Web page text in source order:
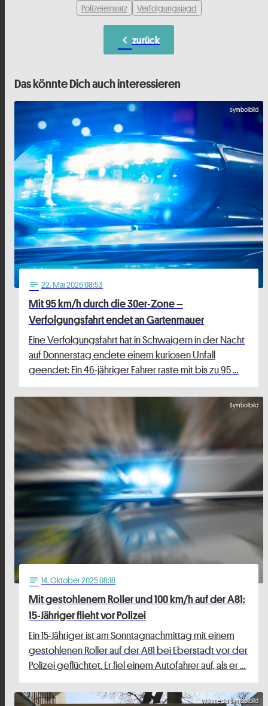
Polizeieinsatz Verfolgungsjagd
chevron_left zurück
Das könnte Dich auch interessieren
Symbolbild
notes 22. Mai 2026 08:53
Mit 95 km/h durch die 30er-Zone –
Verfolgungsfahrt endet an Gartenmauer
Eine Verfolgungsfahrt hat in Schwaigern in der Nacht
auf Donnerstag endete einem kuriosen Unfall
geendet: Ein 46-jähriger Fahrer raste mit bis zu 95 …
Symbolbild
notes 14. Oktober 2025 08:18
Mit gestohlenem Roller und 100 km/h auf der A81:
15-Jähriger flieht vor Polizei
Ein 15-Jähriger ist am Sonntagnachmittag mit einem
gestohlenen Roller auf der A81 bei Eberstadt vor der
Polizei geflüchtet. Er fiel einem Autofahrer auf, als er …
Wikimedia Symbolbild